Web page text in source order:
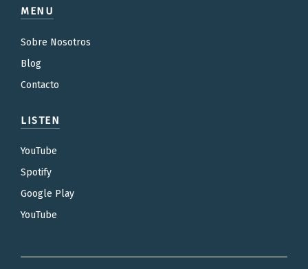
MENU
Sobre Nosotros
Blog
Contacto
LISTEN
YouTube
Spotify
Google Play
YouTube